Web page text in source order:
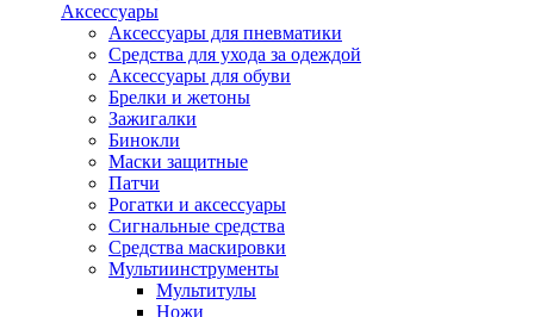
Аксессуары
Аксессуары для пневматики
Средства для ухода за одеждой
Аксессуары для обуви
Брелки и жетоны
Зажигалки
Бинокли
Маски защитные
Патчи
Рогатки и аксессуары
Сигнальные средства
Средства маскировки
Мультиинструменты
Мультитулы
Ножи